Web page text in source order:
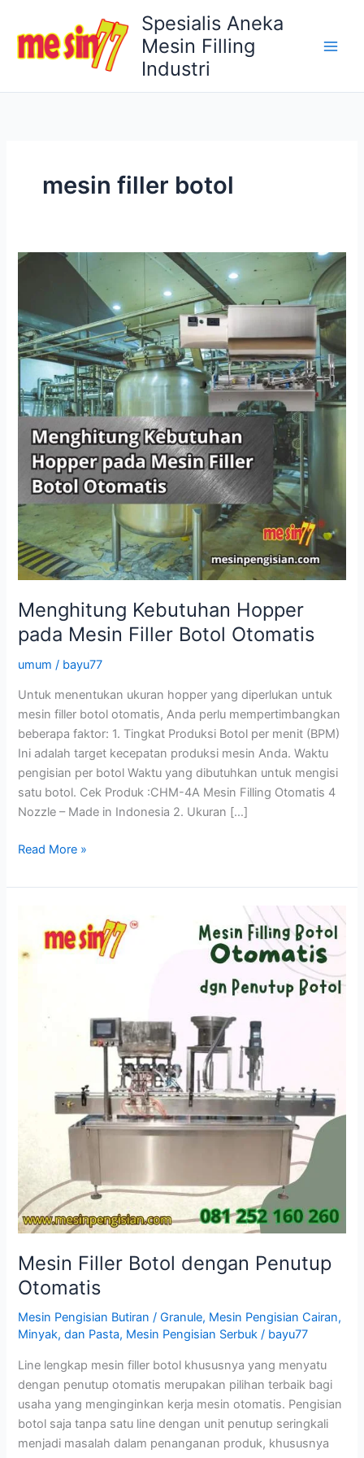
konten
Spesialis Aneka
Mesin Filling
Industri
mesin filler botol
Menghitung Kebutuhan Hopper
pada Mesin Filler Botol Otomatis
umum / bayu77
Untuk menentukan ukuran hopper yang diperlukan untuk
mesin filler botol otomatis, Anda perlu mempertimbangkan
beberapa faktor: 1. Tingkat Produksi Botol per menit (BPM)
Ini adalah target kecepatan produksi mesin Anda. Waktu
pengisian per botol Waktu yang dibutuhkan untuk mengisi
satu botol. Cek Produk :CHM-4A Mesin Filling Otomatis 4
Nozzle – Made in Indonesia 2. Ukuran […]
Menghitung
Hopper
Mesin
Filler
Botol
Read More »
Mesin Filler Botol dengan Penutup
Otomatis
Mesin Pengisian Butiran / Granule, Mesin Pengisian Cairan,
Minyak, dan Pasta, Mesin Pengisian Serbuk / bayu77
Line lengkap mesin filler botol khususnya yang menyatu
dengan penutup otomatis merupakan pilihan terbaik bagi
usaha yang menginginkan kerja mesin otomatis. Pengisian
botol saja tanpa satu line dengan unit penutup seringkali
menjadi masalah dalam penanganan produk, khususnya